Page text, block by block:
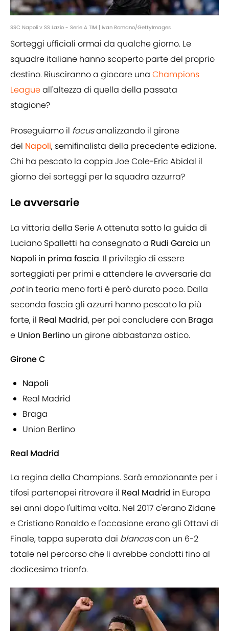
SSC Napoli v SS Lazio - Serie A TIM | Ivan Romano/GettyImages
Sorteggi ufficiali ormai da qualche giorno. Le
squadre italiane hanno scoperto parte del proprio
destino. Riusciranno a giocare una Champions
Leagueall'altezza di quella della passata
stagione?
Proseguiamo il focusanalizzando il girone
del Napoli, semifinalista della precedente edizione.
Chi ha pescato la coppia Joe Cole-Eric Abidal il
giorno dei sorteggi per la squadra azzurra?
Le avversarie
La vittoria della Serie A ottenuta sotto la guida di
Luciano Spalletti ha consegnato a Rudi Garcia un
Napoli in prima fascia. Il privilegio di essere
sorteggiati per primi e attendere le avversarie da
potin teoria meno forti è però durato poco. Dalla
seconda fascia gli azzurri hanno pescato la più
forte, il Real Madrid, per poi concludere con Braga
e Union Berlino un girone abbastanza ostico.
Girone C
Napoli
Real Madrid
Braga
Union Berlino
Real Madrid
La regina della Champions. Sarà emozionante per i
tifosi partenopei ritrovare il Real Madrid in Europa
sei anni dopo l'ultima volta. Nel 2017 c'erano Zidane
e Cristiano Ronaldo e l'occasione erano gli Ottavi di
Finale, tappa superata dai blancoscon un 6-2
totale nel percorso che li avrebbe condotti fino al
dodicesimo trionfo.